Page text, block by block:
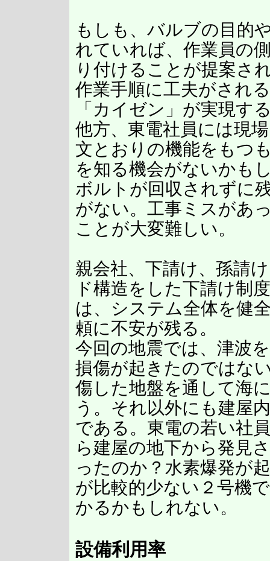
もしも、バルブの目的
れていれば、作業員の
り付けることが提案さ
作業手順に工夫がされ
「カイゼン」が実現す
他方、東電社員には現
文とおりの機能をもつ
を知る機会がないかも
ボルトが回収されずに
がない。工事ミスがあ
ことが大変難しい。
親会社、下請け、孫請
ド構造をした下請け制
は、システム全体を健
頼に不安が残る。
今回の地震では、津波
損傷が起きたのではな
傷した地盤を通して海
う。それ以外にも建屋
である。東電の若い社
ら建屋の地下から発見
ったのか？水素爆発が
が比較的少ない２号機
かるかもしれない。
設備利用率